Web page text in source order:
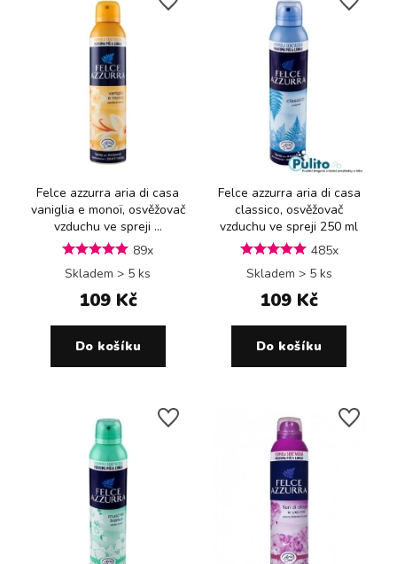
Felce azzurra aria di casa
vaniglia e monoï, osvěžovač
vzduchu ve spreji ...
89x
Skladem > 5 ks
109 Kč
Do košíku
Felce azzurra aria di casa
classico, osvěžovač
vzduchu ve spreji 250 ml
485x
Skladem > 5 ks
109 Kč
Do košíku